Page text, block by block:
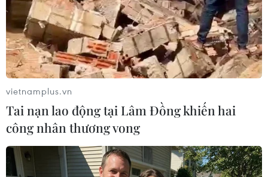
vietnamplus.vn
Tai nạn lao động tại Lâm Đồng khiến hai
công nhân thương vong